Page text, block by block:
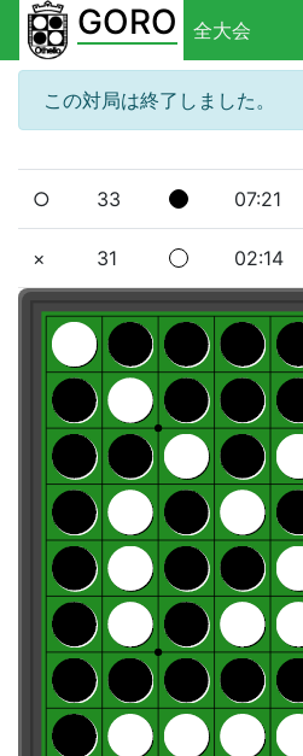
GORO 全大会
この対局は終了しました。
○ 33 07:21
× 31 02:14